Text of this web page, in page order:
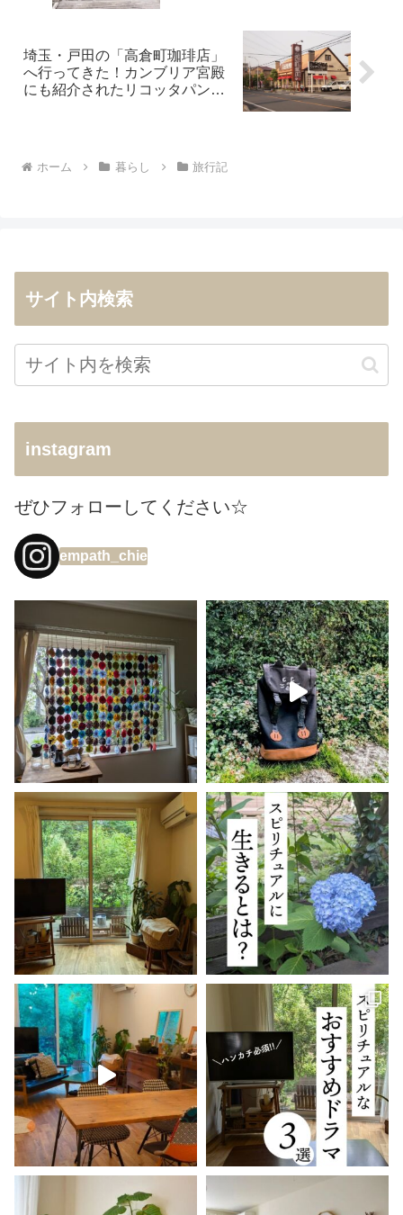
埼玉・戸田の「高倉町珈琲店」
へ行ってきた！カンブリア宮殿
にも紹介されたリコッタパンケ
ホーム 暮らし 旅行記
サイト内検索
instagram
ぜひフォローしてください☆
empath_chie